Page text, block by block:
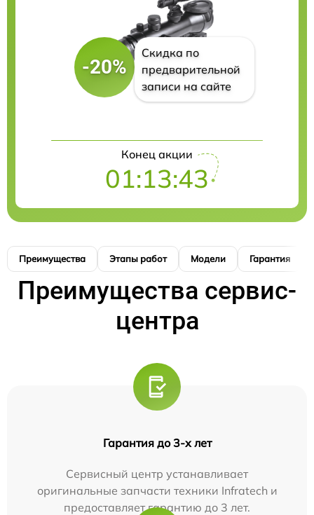
-20%
Скидка по
предварительной
записи на сайте
Конец акции
01:13:42
Преимущества Этапы работ Модели Гарантия
Преимущества сервис-
центра
Гарантия до 3-х лет
Сервисный центр устанавливает
оригинальные запчасти техники Infratech и
предоставляет гарантию до 3 лет.